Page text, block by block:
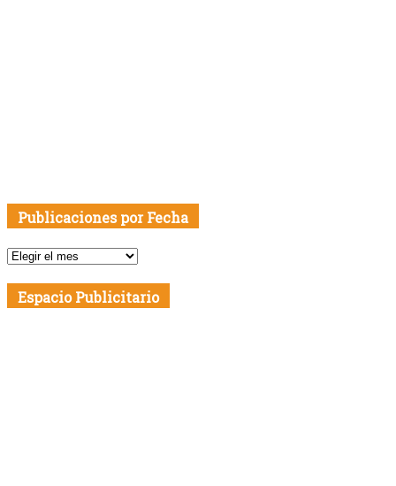
Publicaciones por Fecha
Publicaciones
Fecha
Espacio Publicitario